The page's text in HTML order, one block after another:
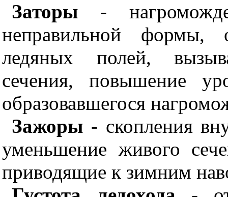
Заторы-
неправильной формы,
ледяных полей,
сечения, повышение
образовавшегося
Зажоры- скопления
уменьшение живого
приводящие к зимним